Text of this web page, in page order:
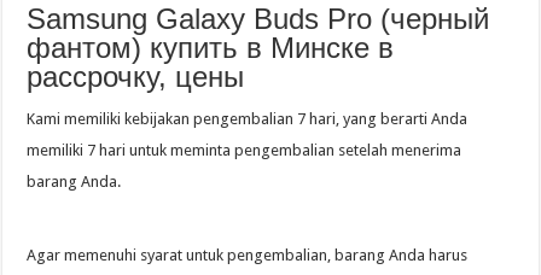
Samsung Galaxy Buds Pro (черный
фантом) купить в Минске в
рассрочку, цены
Kami memiliki kebijakan pengembalian 7 hari, yang berarti Anda
memiliki 7 hari untuk meminta pengembalian setelah menerima
barang Anda.
Agar memenuhi syarat untuk pengembalian, barang Anda harus